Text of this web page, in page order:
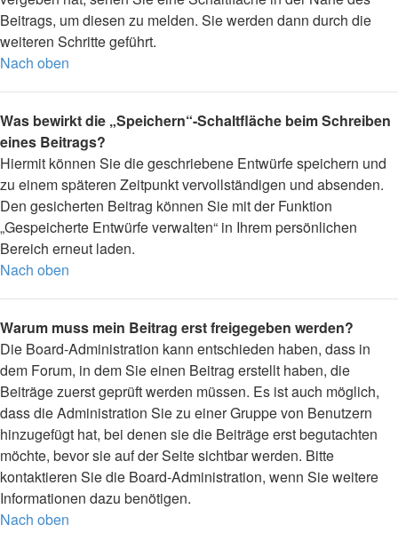
Beitrags, um diesen zu melden. Sie werden dann durch die
weiteren Schritte geführt.
Nach oben
Was bewirkt die „Speichern“-Schaltfläche beim Schreiben
eines Beitrags?
Hiermit können Sie die geschriebene Entwürfe speichern und
zu einem späteren Zeitpunkt vervollständigen und absenden.
Den gesicherten Beitrag können Sie mit der Funktion
„Gespeicherte Entwürfe verwalten“ in Ihrem persönlichen
Bereich erneut laden.
Nach oben
Warum muss mein Beitrag erst freigegeben werden?
Die Board-Administration kann entschieden haben, dass in
dem Forum, in dem Sie einen Beitrag erstellt haben, die
Beiträge zuerst geprüft werden müssen. Es ist auch möglich,
dass die Administration Sie zu einer Gruppe von Benutzern
hinzugefügt hat, bei denen sie die Beiträge erst begutachten
möchte, bevor sie auf der Seite sichtbar werden. Bitte
kontaktieren Sie die Board-Administration, wenn Sie weitere
Informationen dazu benötigen.
Nach oben